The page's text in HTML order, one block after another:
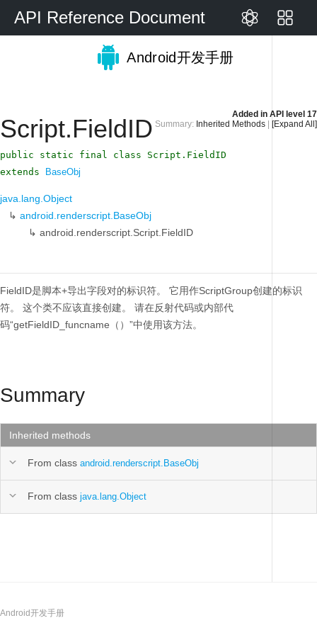
API Reference Document
Android开发手册
Added in API level 17
Summary: Inherited Methods [Expand All]
Script.FieldID
public static final class Script.FieldID
extends
BaseObj
java.lang.Object
↳ android.renderscript.BaseObj
↳ android.renderscript.Script.FieldID
FieldID是脚本+导出字段对的标识符。
它用作ScriptGroup创建的标识
符。
这个类不应该直接创建。
请在反射代码或内部代
码“getFieldID_funcname（）”中使用该方法。
Summary
Inherited methods
From class android.renderscript.BaseObj
From class java.lang.Object
Android开发手册